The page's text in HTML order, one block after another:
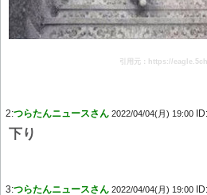
引用元：https://
2:つらたんニュースさん 2022/04/04(月) 19:00 ID:
下り
3:つらたんニュースさん 2022/04/04(月) 19:00 ID: